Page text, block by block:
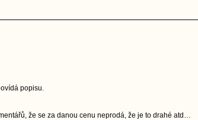
popisu.
že se za danou cenu neprodá, že je to drahé atd…